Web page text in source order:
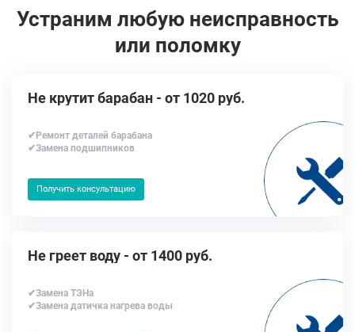
Устраним любую неисправность
или поломку
Не крутит барабан - от 1020 руб.
✔Ремонт деталей барабана
✔Замена подшипников
Получить консультацию
Не греет воду - от 1400 руб.
✔Замена ТЭНа
✔Замена датичка нагрева воды